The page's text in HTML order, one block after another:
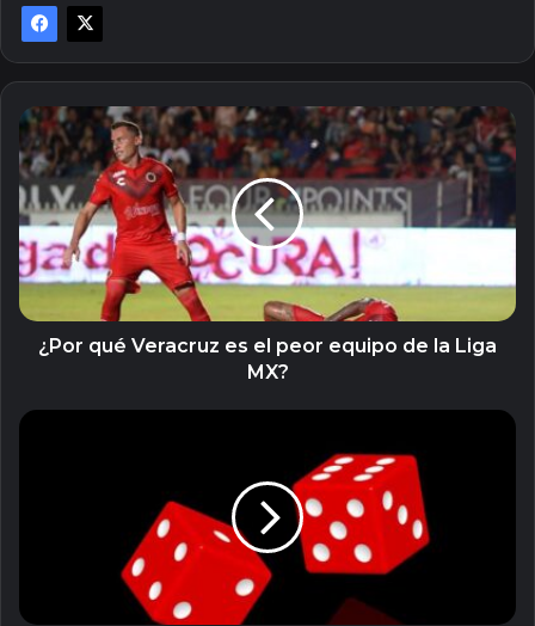
¿Por
qué
Veracruz
es
el
peor
equipo
de
la
Liga¿Por qué Veracruz es el peor equipo de la Liga
MX?
Fácil